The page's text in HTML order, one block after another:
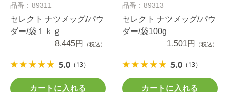
品番：89311
セレクト ナツメッグ/パウ
ダー/袋１ｋｇ
8,445円
（税込）
5.0 （13）
カートに入れる
品番：89313
セレクト ナツメッグ/パウ
ダー/袋100g
1,501円
（税込）
5.0 （13）
カートに入れる